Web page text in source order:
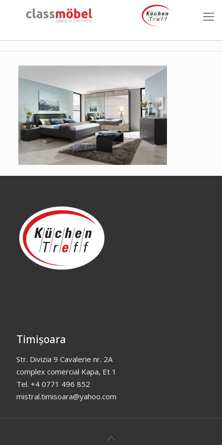
Timișoara
Str. Divizia 9 Cavalerie nr. 2A
complex comercial Kapa, Et 1
Tel. +4 0771 496 852
mistral.timisoara@yahoo.com